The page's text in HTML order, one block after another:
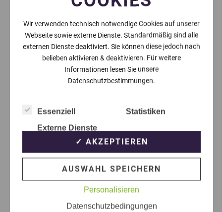
Wir verwenden technisch notwendige Cookies auf unserer
Webseite sowie externe Dienste. Standardmäßig sind alle
externen Dienste deaktiviert. Sie können diese jedoch nach
belieben aktivieren & deaktivieren. Für weitere
Informationen lesen Sie unsere
Datenschutzbestimmungen.
Essenziell
Statistiken
Externe Dienste
✓ AKZEPTIEREN
AUSWAHL SPEICHERN
Personalisieren
Datenschutzbedingungen